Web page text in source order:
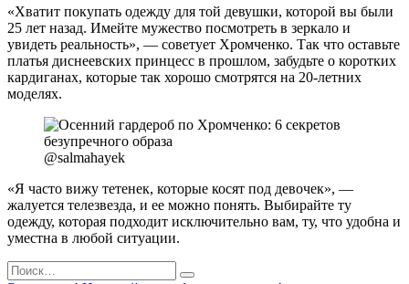
«Хватит покупать одежду для той девушки, которой вы были
25 лет назад. Имейте мужество посмотреть в зеркало и
увидеть реальность», — советует Хромченко. Так что оставьте
платья диснеевских принцесс в прошлом, забудьте о коротких
кардиганах, которые так хорошо смотрятся на 20-летних
моделях.
@salmahayek
«Я часто вижу тетенек, которые косят под девочек», —
жалуется телезвезда, и ее можно понять. Выбирайте ту
одежду, которая подходит исключительно вам, ту, что удобна и
уместна в любой ситуации.
Search